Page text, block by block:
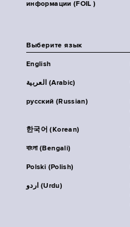
информации (FOIL )
Выберите язык
English
العربية (Arabic)
русский (Russian)
한국어 (Korean)
বাংলা (Bengali)
Polski (Polish)
اردو (Urdu)